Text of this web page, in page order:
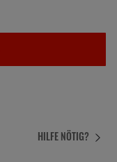
HILFE NÖTIG?